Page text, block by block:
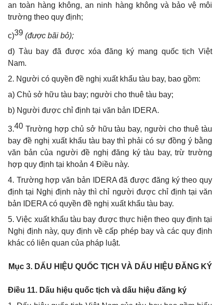
an toàn hàng không, an ninh hàng không và bảo vệ môi
trường theo quy định;
c)39 (được bãi bỏ);
d) Tàu bay đã được xóa đăng ký mang quốc tịch Việt
Nam.
2. Người có quyền đề nghị xuất khẩu tàu bay, bao gồm:
a) Chủ sở hữu tàu bay; người cho thuê tàu bay;
b) Người được chỉ định tại văn bản IDERA.
3.40 Trường hợp chủ sở hữu tàu bay, người cho thuê tàu
bay đề nghị xuất khẩu tàu bay thì phải có sự đồng ý bằng
văn bản của người đề nghị đăng ký tàu bay, trừ trường
hợp quy định tại khoản 4 Điều này.
4. Trường hợp văn bản IDERA đã được đăng ký theo quy
định tại Nghị định này thì chỉ người được chỉ định tại văn
bản IDERA có quyền đề nghị xuất khẩu tàu bay.
5. Việc xuất khẩu tàu bay được thực hiện theo quy định tại
Nghị định này, quy định về cấp phép bay và các quy định
khác có liên quan của pháp luật.
Mục 3. DẤU HIỆU QUỐC TỊCH VÀ DẤU HIỆU ĐĂNG KÝ
Điều 11. Dấu hiệu quốc tịch và dấu hiệu đăng ký